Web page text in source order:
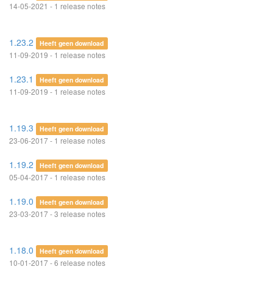
14-05-2021 - 1 release notes
1.23.2 Heeft geen download
11-09-2019 - 1 release notes
1.23.1 Heeft geen download
11-09-2019 - 1 release notes
1.19.3 Heeft geen download
23-06-2017 - 1 release notes
1.19.2 Heeft geen download
05-04-2017 - 1 release notes
1.19.0 Heeft geen download
23-03-2017 - 3 release notes
1.18.0 Heeft geen download
10-01-2017 - 6 release notes